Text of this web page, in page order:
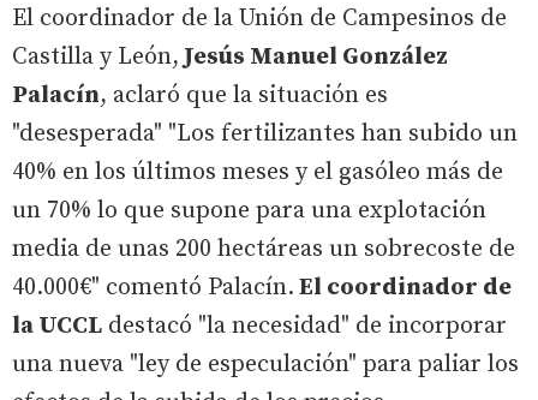
El coordinador de la Unión de Campesinos de
Castilla y León,Jesús Manuel González
Palacín, aclaró que la situación es
"desesperada" "Los fertilizantes han subido un
40% en los últimos meses y el gasóleo más de
un 70% lo que supone para una explotación
media de unas 200 hectáreas un sobrecoste de
40.000€" comentó Palacín. El coordinador de
la UCCL destacó "la necesidad" de incorporar
una nueva "ley de especulación" para paliar los